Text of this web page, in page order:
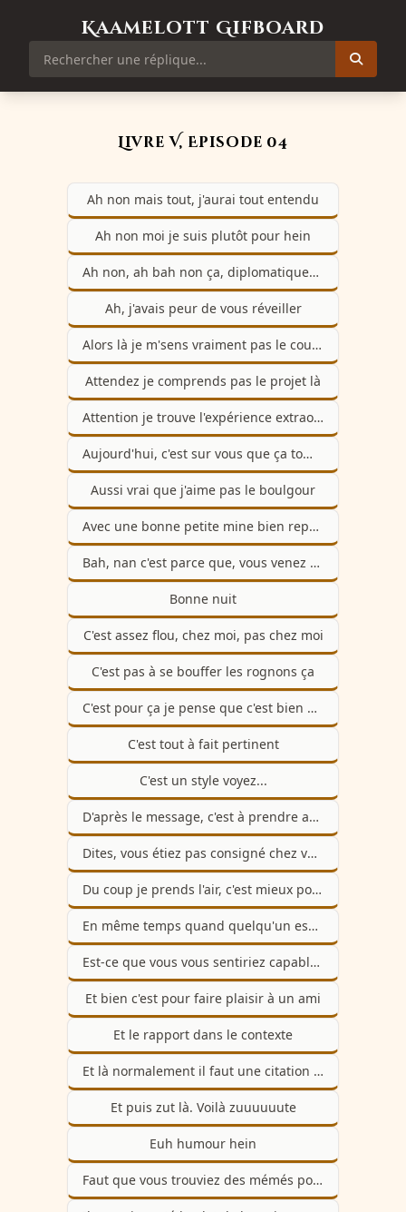
Kaamelott Gifboard
Livre V, Episode 04
Ah non mais tout, j'aurai tout entendu
Ah non moi je suis plutôt pour hein
Ah non, ah bah non ça, diplomatiquement je ne peux pas me le permettre
Ah, j'avais peur de vous réveiller
Alors là je m'sens vraiment pas le courage
Attendez je comprends pas le projet là
Attention je trouve l'expérience extraordinaire
Aujourd'hui, c'est sur vous que ça tombe, voilà
Aussi vrai que j'aime pas le boulgour
Avec une bonne petite mine bien reposée
Bah, nan c'est parce que, vous venez de dire mot pour mot ce que je viens de dire
Bonne nuit
C'est assez flou, chez moi, pas chez moi
C'est pas à se bouffer les rognons ça
C'est pour ça je pense que c'est bien de prendre 5 min pour se dire les choses
C'est tout à fait pertinent
C'est un style voyez...
D'après le message, c'est à prendre au conditionnel
Dites, vous étiez pas consigné chez vous très gros tas de fumier
Du coup je prends l'air, c'est mieux pour tout le monde
En même temps quand quelqu'un essaye vous n'avez pas l'air de super apprécier non plus
Est-ce que vous vous sentiriez capable d'apprendre un petit texte par cœur
Et bien c'est pour faire plaisir à un ami
Et le rapport dans le contexte
Et là normalement il faut une citation latine mais pff, j'en ai marre
Et puis zut là. Voilà zuuuuuute
Euh humour hein
Faut que vous trouviez des mémés pour discuter de vos problèmes